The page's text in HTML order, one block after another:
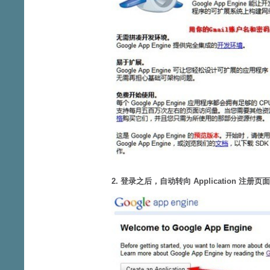
2. 登录之后，自动转向 Application 注册页